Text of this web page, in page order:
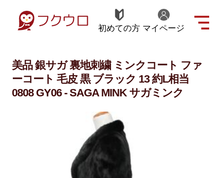
初めての方 マイページ
美品 銀サガ 裏地刺繍 ミンクコート ファ
ーコート 毛皮 黒 ブラック 13 約L相当
0808 GY06 - SAGA MINK サガミンク